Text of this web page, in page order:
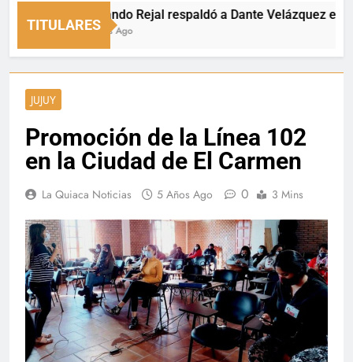
TITULARES
Fernando Rejal respaldó a Dante Velázquez en el
4 Horas Ago
JUJUY
Promoción de la Línea 102
en la Ciudad de El Carmen
La Quiaca Noticias 5 Años Ago 0 3 Mins